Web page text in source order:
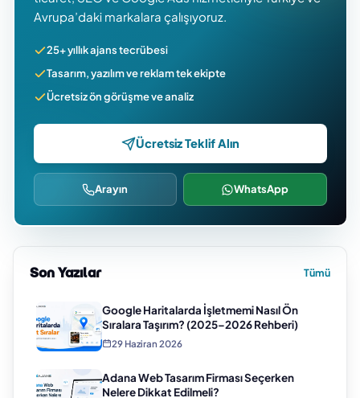
Avrupa’daki markalara çalışıyoruz.
25+ yıllık ajans tecrübesi
Tasarım, yazılım ve reklam tek ekipte
Ücretsiz ön görüşme ve analiz
Ücretsiz Teklif Alın
Arayın WhatsApp
Son Yazılar Tümü
Google Haritalarda İşletmemi Nasıl Ön
Sıralara Taşırım? (2025–2026 Rehberi)
29 Haziran 2026
Adana Web Tasarım Firması Seçerken
Nelere Dikkat Edilmeli?